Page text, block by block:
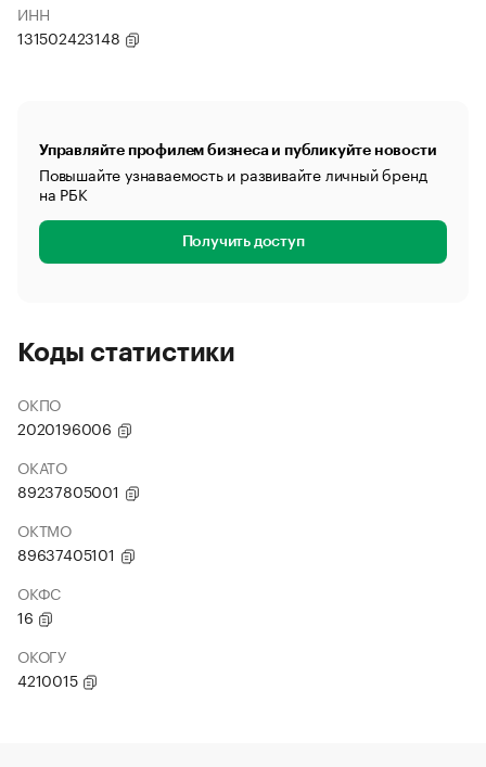
ИНН
131502423148
Управляйте профилем бизнеса и публикуйте новости
Повышайте узнаваемость и развивайте личный бренд
на РБК
Получить доступ
Коды статистики
ОКПО
2020196006
ОКАТО
89237805001
ОКТМО
89637405101
ОКФС
16
ОКОГУ
4210015